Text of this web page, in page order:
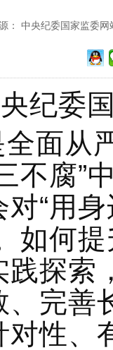
： 中央纪委国家监委
纪委
面从
不腐”
“用
如何
践探索
、完善
对性、